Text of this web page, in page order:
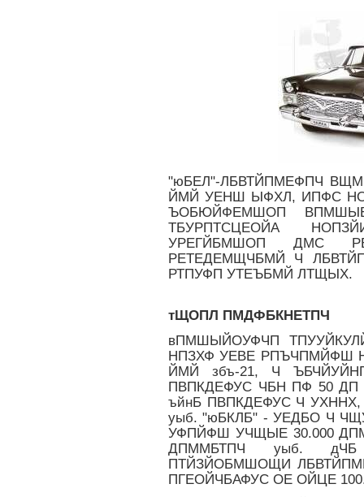
"юБЕЛ"-ЛБВТЙПМЕФПЧ
ЙМЙ УЕНШ ЫФХЛ, ИПФС
ЪОБЮЙФЕМШОП
ТБУРПТСЦЕОЙА
УРЕГЙБМШОП ДМС
РЕТЕДЕМЩЧБМЙ Ч
РТПУФП УТЕЪБМЙ ЛТЩЫХ.
тЩОПЛ ПМДФБКНЕТПЧ
вПМШЫЙОУФЧП
НПЗХФ УЕВЕ РПЪЧПМЙФШ
ЙМЙ збъ-21, Ч
ПВПКДЕФУС ЧБН ПФ 50 ДП
ъйнБ ПВПКДЕФУС Ч
уыб. "юБКЛБ" - УЕДБО Ч
УФПЙФШ УЧЩЫЕ 30.000
ДПММБТПЧ уыб.
ПТЙЗЙОБМШОЩИ
ПГЕОЙЧБАФУС ОЕ ОЙЦЕ